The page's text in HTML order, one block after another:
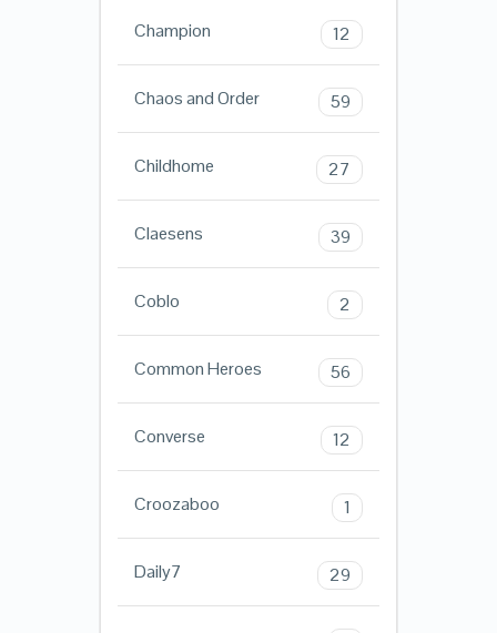
Champion 12
Chaos and Order 59
Childhome 27
Claesens 39
Coblo 2
Common Heroes 56
Converse 12
Croozaboo 1
Daily7 29